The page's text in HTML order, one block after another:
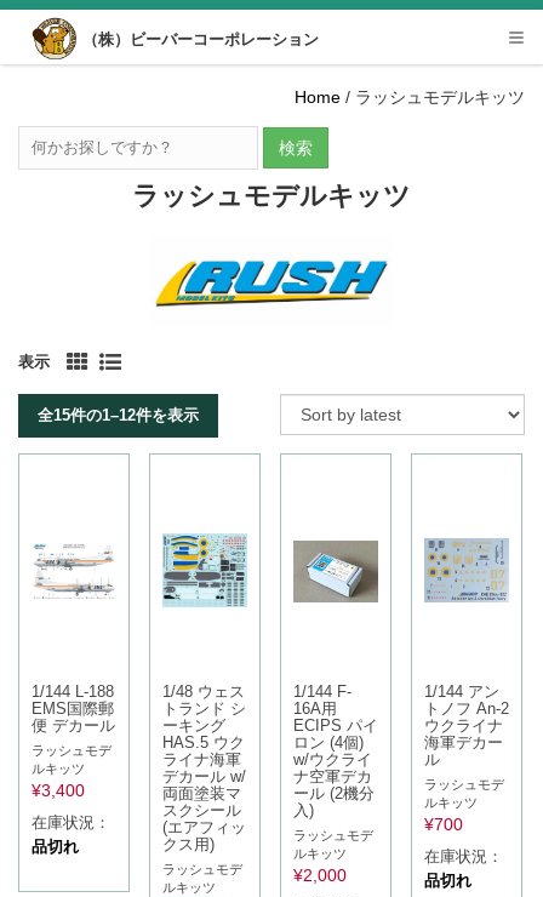
Desktop View
（株）ビーバーコーポレーション
Home / ラッシュモデルキッツ
検索
ラッシュモデルキッツ
表示
全15件の1–12件を表示
1/144 L-188
EMS国際郵
便 デカール
ラッシュモデ
ルキッツ
¥3,400
在庫状況：
品切れ
1/48 ウェス
トランド シ
ーキング
HAS.5 ウク
ライナ海軍
デカール w/
両面塗装マ
スクシール
(エアフィッ
クス用)
ラッシュモデ
ルキッツ
1/144 F-
16A用
ECIPS パイ
ロン (4個)
w/ウクライ
ナ空軍デカ
ール (2機分
入)
ラッシュモデ
ルキッツ
¥2,000
1/144 アン
トノフ An-2
ウクライナ
海軍デカー
ル
ラッシュモデ
ルキッツ
¥700
在庫状況：
品切れ